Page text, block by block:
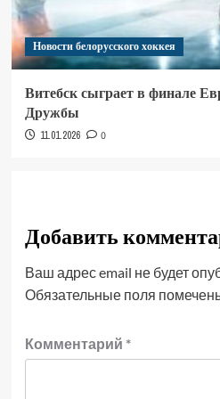
Новости белорусского хоккея
Витебск сыграет в финале
Дружбы
11.01.2026 0
Добавить
Ваш адрес email не будет
Обязательные поля
Комментарий *